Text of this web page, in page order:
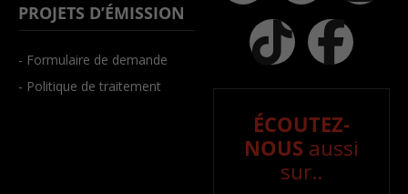
PROJETS D’ÉMISSION
- Formulaire de demande
- Politique de traitement
ÉCOUTEZ-
NOUS aussi
sur..